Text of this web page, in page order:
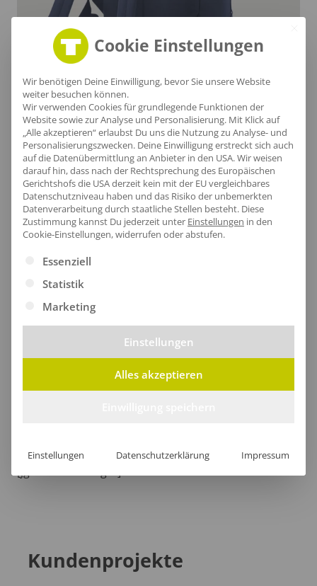
Ergonomische Schultergurte
Der gepolsterte Rückeneinsatz sorgt für höchsten
Tragekomfort, während die verstellbaren
Schultergurte eine individuelle Anpassung
ermöglichen. Der robuste Polyester garantiert
Langlebigkeit und Funktionalität für all deine
Abenteuer.
Größentabelle
Lieferzeit
Kundenprojekte
Cookie Einstellungen
Wir benötigen Deine Einwilligung, bevor Sie unsere Website
weiter besuchen können.
Wir verwenden Cookies für grundlegende Funktionen der
Website sowie zur Analyse und Personalisierung. Mit Klick auf
„Alle akzeptieren“ erlaubst Du uns die Nutzung zu Analyse- und
Personalisierungszwecken. Deine Einwilligung erstreckt sich auch
auf die Datenübermittlung an Anbieter in den USA. Wir weisen
darauf hin, dass nach der Rechtsprechung des Europäischen
Gerichtshofs die USA derzeit kein mit der EU vergleichbares
Datenschutzniveau haben und das Risiko der unbemerkten
Datenverarbeitung durch staatliche Stellen besteht. Diese
Zustimmung kannst Du jederzeit unter Einstellungen in den
Cookie-Einstellungen, widerrufen oder abstufen.
Es folgt eine Liste der Service-Gruppen, für die eine
Essenziell
Statistik
Marketing
Einstellungen
Alles akzeptieren
Einstellungen Datenschutzerklärung Impressum